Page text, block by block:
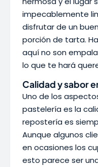
impecablemente
disfrutar de un
porción de tarta.
aquí no son
lo que te hará
Calidad y sabor
Uno de los
pastelería es la
repostería es
Aunque algunos
en ocasiones los
esto parece ser